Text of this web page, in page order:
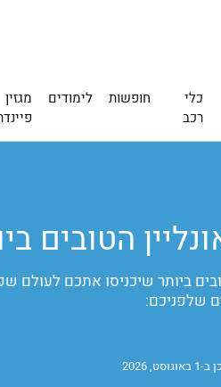
כלי
רכב
חופשות לימודים
מגזין
ביותר שיכניסו אתכם
שלפניכם:
2026